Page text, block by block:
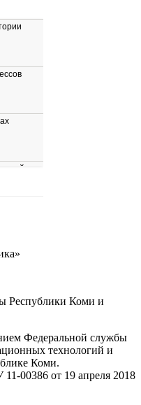
Республики Коми и
Федеральной службы
технологий и
Коми.
00386 от 19 апреля 2018